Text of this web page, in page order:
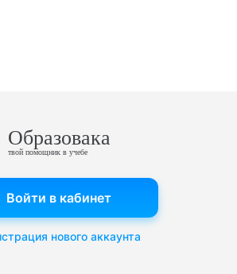
Образовака
твой помощник в учебе
Войти в кабинет
нового аккаунта